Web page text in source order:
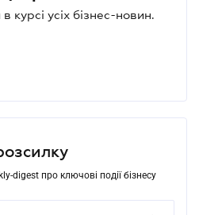
курсі усіх бізнес-новин.
digest про ключові події бізнесу